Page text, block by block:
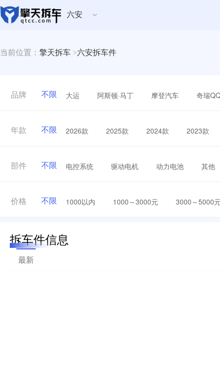
六安
当前位置： 擎天拆车 >六安拆车件
品牌 不限 大运 阿斯顿·马丁 摩登汽车 奇瑞
年款 不限 2026款 2025款 2024款 2023款
部件 不限 电控系统 驱动电机 动力电池 其他
价格 不限 1000以内 1000～3000元 3000～5000
拆车件信息
最新